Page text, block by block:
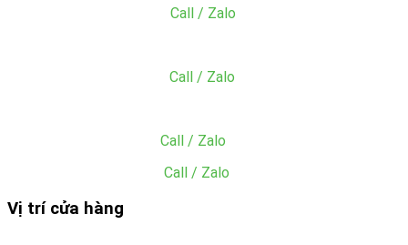
Call / Zalo
Call / Zalo
Call / Zalo
Call / Zalo
Vị trí cửa hàng